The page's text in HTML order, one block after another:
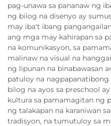
pag-unawa sa pananaw ng
ng bilog na disenyo ay
may iba't ibang
ang mga may kahirapan sa
na komunikasyon, sa
malinaw na visual na
ng lipunan na binabawasan
patuloy na
bilog na ayos sa preschool
kultura sa pamamagitan ng
ng talakapan na karaniwan
tradisyon, na tumutuloy sa